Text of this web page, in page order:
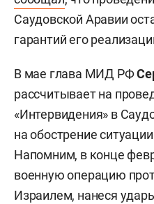
Саудовской Аравии
гарантий его
В мае глава МИД РФ
рассчитывает на
«Интервидения» в
на обострение
Напомним, в конце
военную операцию
Израилем, нанеся